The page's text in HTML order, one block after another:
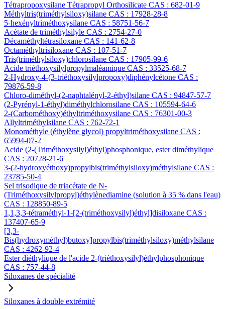
Tétrapropoxysilane Tétrapropyl Orthosilicate CAS : 682-01-9
Méthyltris(triméthylsiloxy)silane CAS : 17928-28-8
5-hexényltriméthoxysilane CAS : 58751-56-7
Acétate de triméthylsilyle CAS : 2754-27-0
Décaméthyltétrasiloxane CAS : 141-62-8
Octaméthyltrisiloxane CAS : 107-51-7
Tris(triméthylsiloxy)chlorosilane CAS : 17905-99-6
Acide triéthoxysilylpropylmaléamique CAS : 33525-68-7
2-Hydroxy-4-(3-triéthoxysilylpropoxy)diphénylcétone CAS :
79876-59-8
Chloro-diméthyl-(2-naphtalényl-2-éthyl)silane CAS : 94847-57-7
(2-Pyrényl-1-éthyl)diméthylchlorosilane CAS : 105594-64-6
2-(Carbométhoxy)éthyltriméthoxysilane CAS : 76301-00-3
Allyltriméthylsilane CAS : 762-72-1
Monométhyle (éthylène glycol) propyltriméthoxysilane CAS :
65994-07-2
Acide (2-(Triméthoxysilyl)éthyl)phosphonique, ester diméthylique
CAS : 20728-21-6
3-(2-hydroxyéthoxy)propylbis(triméthylsiloxy)méthylsilane CAS :
23785-50-4
Sel trisodique de triacétate de N-
(Triméthoxysilylpropyl)éthylènediamine (solution à 35 % dans l'eau)
CAS : 128850-89-5
1,1,3,3-tétraméthyl-1-[2-(triméthoxysilyl)éthyl]disiloxane CAS :
137407-65-9
[3,3-
Bis(hydroxyméthyl)butoxy]propylbis(triméthylsiloxy)méthylsilane
CAS : 4262-92-4
Ester diéthylique de l'acide 2-(triéthoxysilyl)éthylphosphonique
CAS : 757-44-8
Siloxanes de spécialité
Siloxanes à double extrémité